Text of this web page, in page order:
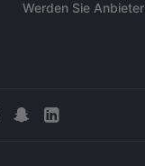
Werden Sie Anbieter